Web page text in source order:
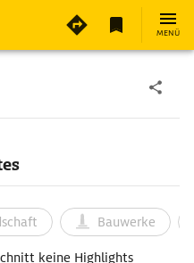
MENÜ
Bauwerke
keine Highlights